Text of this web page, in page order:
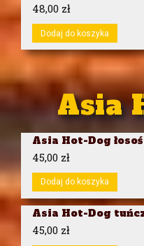
48,00 zł
Dodaj do koszyka
Asia
Asia Hot-Dog łosoś
45,00 zł
Dodaj do koszyka
Asia Hot-Dog
45,00 zł